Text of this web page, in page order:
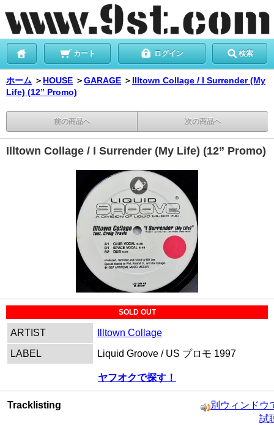
カート ログイン 検索
ホーム ＞ HOUSE ＞GARAGE ＞ Illtown Collage / I Surrender (My
Life) (12” Promo)
前の商品へ 次の商品へ
Illtown Collage / I Surrender (My Life) (12” Promo)
SOLD OUT
ARTIST
Illtown Collage
LABEL
Liquid Groove / US プロモ 1997
ヤフオクで探す！
Tracklisting
別ウィンドウ
試